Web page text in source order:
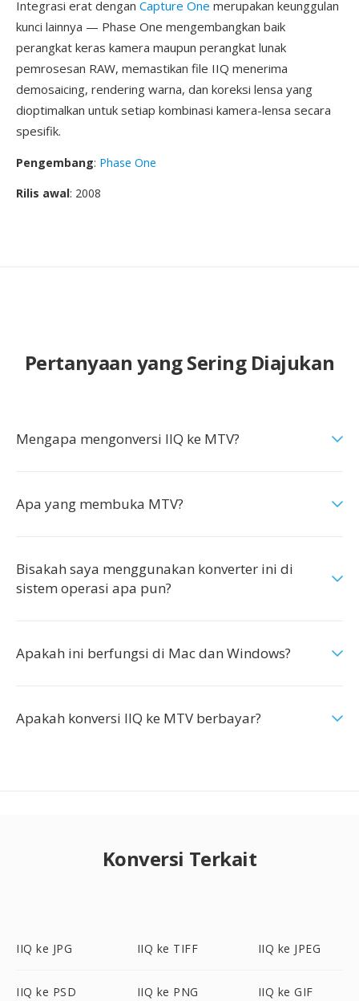
Integrasi erat dengan Capture One merupakan keunggulan
kunci lainnya — Phase One mengembangkan baik
perangkat keras kamera maupun perangkat lunak
pemrosesan RAW, memastikan file IIQ menerima
demosaicing, rendering warna, dan koreksi lensa yang
dioptimalkan untuk setiap kombinasi kamera-lensa secara
spesifik.
Pengembang: Phase One
Rilis awal: 2008
Pertanyaan yang Sering Diajukan
Mengapa mengonversi IIQ ke MTV?
Apa yang membuka MTV?
Bisakah saya menggunakan konverter ini di
sistem operasi apa pun?
Apakah ini berfungsi di Mac dan Windows?
Apakah konversi IIQ ke MTV berbayar?
Konversi Terkait
IIQ ke JPG IIQ ke TIFF IIQ ke JPEG
IIQ ke PSD IIQ ke PNG IIQ ke GIF